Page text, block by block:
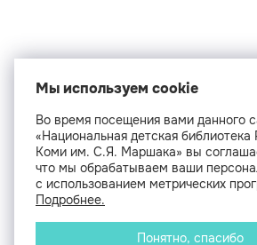
Мы используем cookie
Во время посещения вами данного
«Национальная детская библиотека
Коми им. С.Я. Маршака» вы
что мы обрабатываем ваши
с использованием метрических
Подробнее.
Понятно, спасибо